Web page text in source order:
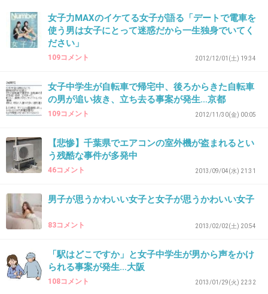
女子中学生が髪切られたとウソの通報 - 社
会ニュース : nikkansports.com
www.nikkansports.com
女子生徒（１４）が、「後ろから近づいてきた男に、はさみのようなもの
がはなく、同署は暴行容疑で捜査したが、女子生徒の証言があいまいだっ
たことから問いただしたところ、「うそをついた」と話し始めたという。
詳しい事情を聴いている。
15さんとんだ災難でしたね。
せめてもの名誉挽回にプラスしときましたわ。
女子力MAXのイケてる女子が語る「デートで電車を
使う男は女子にとって迷惑だから一生独身でいてく
ださい」
109コメント 2012/12/01(土) 19:34
女子中学生が自転車で帰宅中、後ろからきた自転車
の男が追い抜き、立ち去る事案が発生…京都
109コメント 2012/11/30(金) 00:05
【悲惨】千葉県でエアコンの室外機が盗まれるとい
う残酷な事件が多発中
46コメント 2013/09/04(水) 21:31
男子が思うかわいい女子と女子が思うかわいい女子
83コメント 2013/02/02(土) 20:54
「駅はどこですか」と女子中学生が男から声をかけ
られる事案が発生…大阪
108コメント 2013/01/29(火) 22:32